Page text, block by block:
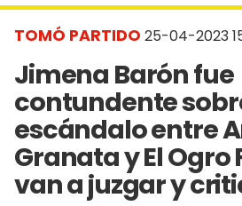
TOMÓ PARTIDO 25-04-2023
Jimena Barón fue
contundente
escándalo entre
Granata y El Ogro
van a juzgar y